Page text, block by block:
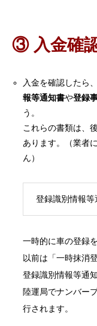
③ 入金確
入金を確認したら
報等通知書や登録
う。
これらの書類は、
あります。（業者
ん）
登録識別情報等
一時的に車の登録
以前は「一時抹消
登録識別情報等通
陸運局でナンバー
行されます。